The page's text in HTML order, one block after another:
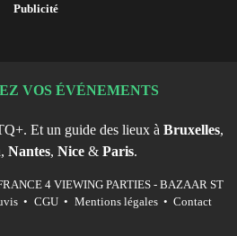
Publicité
VOS ÉVÉNEMENTS
Et un guide des lieux à Bruxelles,
, Nantes, Nice& Paris.
4 VIEWING PARTIES - BAZAAR ST
• CGU • Mentions légales • Contact